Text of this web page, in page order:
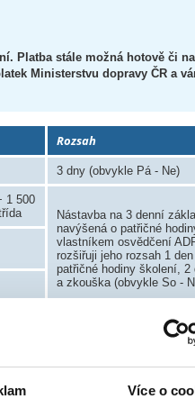
Více o
Platba stále možná hotově či
Ministerstvu dopravy ČR a
Rozsah
3 dny (obvykle Pá - Ne)
1 500
Nástavba na 3 denní
navýšená o patřičné
vlastníkem osvědčení
rozšiřuji jeho rozsah 1
patřičné hodiny školení, 2
a zkouška (obvykle So -